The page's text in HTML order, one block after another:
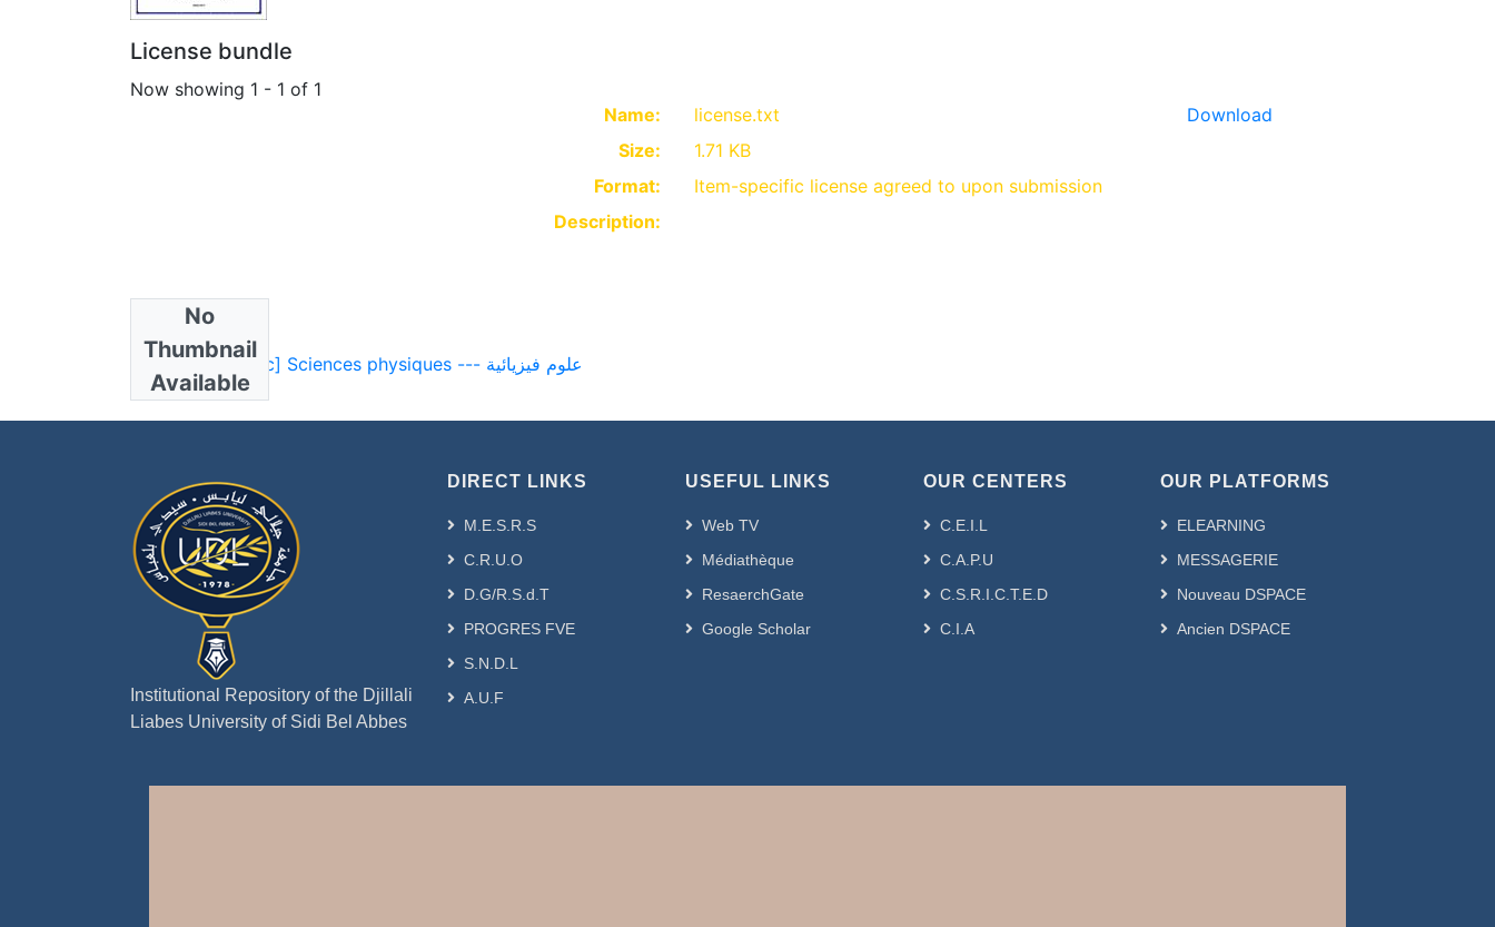
License bundle
Now showing 1 - 1 of 1
No
Thumbnail
Available
Name:
license.txt
Size:
1.71 KB
Format:
Item-specific license agreed to upon submission
Description:
Download
Collections
- [ VRPG-Doc-Sc] Sciences physiques --- علوم فيزيائية
Institutional Repository of the Djillali
Liabes University of Sidi Bel Abbes
DIRECT LINKS
M.E.S.R.S
C.R.U.O
D.G/R.S.d.T
PROGRES FVE
S.N.D.L
A.U.F
USEFUL LINKS
Web TV
Médiathèque
ResaerchGate
Google Scholar
OUR CENTERS
C.E.I.L
C.A.P.U
C.S.R.I.C.T.E.D
C.I.A
OUR PLATFORMS
ELEARNING
MESSAGERIE
Nouveau DSPACE
Ancien DSPACE